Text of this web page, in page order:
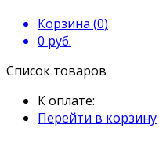
Корзина (0)
0 руб.
Список товаров
К оплате:
Перейти в корзину